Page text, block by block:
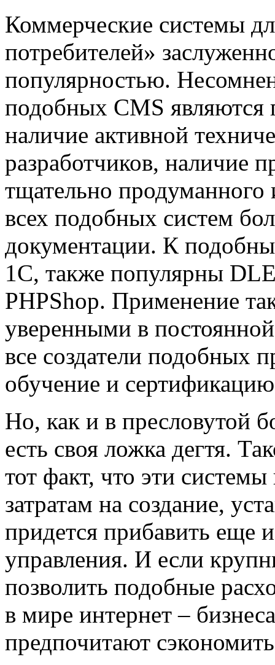
Коммерческие системы
потребителей»
популярностью.
подобных CMS являются
наличие активной
разработчиков, наличие
тщательно
всех подобных систем
документации. К
1С, также популярны
PHPShop. Применение
уверенными в
все создатели подобных
обучение и
Но, как и в пресловутой
есть своя ложка дегтя.
тот факт, что эти
затратам на создание,
придется прибавить еще
управления. И если
позволить подобные
в мире интернет –
предпочитают